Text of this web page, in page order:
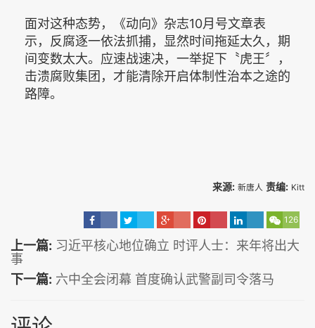
面对这种态势，《动向》杂志10月号文章表
示，反腐逐一依法抓捕，显然时间拖延太久，期
间变数太大。应速战速决，一举捉下〝虎王〞，
击溃腐败集团，才能清除开启体制性治本之途的
路障。
来源: 新唐人 责编: Kitt
126
上一篇: 习近平核心地位确立 时评人士：来年将出大
事
下一篇: 六中全会闭幕 首度确认武警副司令落马